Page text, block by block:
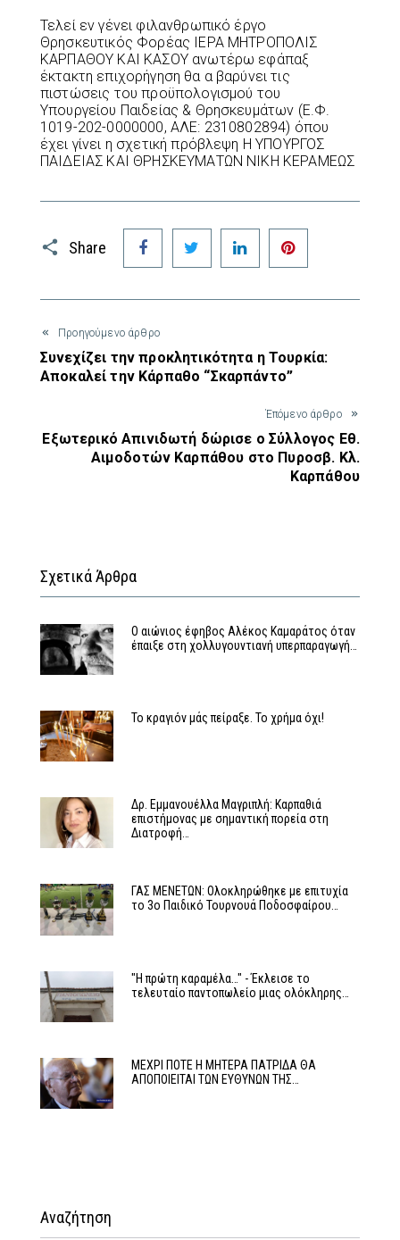
Τελεί εν γένει φιλανθρωπικό έργο
Θρησκευτικός Φορέας ΙΕΡΑ ΜΗΤΡΟΠΟΛΙΣ
ΚΑΡΠΑΘΟΥ ΚΑΙ ΚΑΣΟΥ ανωτέρω εφάπαξ
έκτακτη επιχορήγηση θα α βαρύνει τις
πιστώσεις του προϋπολογισμού του
Υπουργείου Παιδείας & Θρησκευμάτων (Ε.Φ.
1019-202-0000000, ΑΛΕ: 2310802894) όπου
έχει γίνει η σχετική πρόβλεψη Η ΥΠΟΥΡΓΟΣ
ΠΑΙΔΕΙΑΣ ΚΑΙ ΘΡΗΣΚΕΥΜΑΤΩΝ ΝΙΚΗ ΚΕΡΑΜΕΩΣ
Share
Facebook Twitter LinkedIn
Προηγούμενο άρθρο
Συνεχίζει την προκλητικότητα η Τουρκία:
Αποκαλεί την Κάρπαθο “Σκαρπάντο”
Έπόμενο άρθρο
Εξωτερικό Απινιδωτή δώρισε ο Σύλλογος Εθ.
Αιμοδοτών Καρπάθου στο Πυροσβ. Κλ.
Καρπάθου
Σχετικά Άρθρα
Ο αιώνιος έφηβος Αλέκος Καμαράτος όταν
έπαιξε στη χολλυγουντιανή υπερπαραγωγή…
Το κραγιόν μάς πείραξε. Το χρήμα όχι!
Δρ. Εμμανουέλλα Μαγριπλή: Καρπαθιά
επιστήμονας με σημαντική πορεία στη
Διατροφή…
ΓΑΣ ΜΕΝΕΤΩΝ: Ολοκληρώθηκε με επιτυχία
το 3ο Παιδικό Τουρνουά Ποδοσφαίρου…
"Η πρώτη καραμέλα…" - Έκλεισε το
τελευταίο παντοπωλείο μιας ολόκληρης…
ΜΕΧΡΙ ΠΟΤΕ Η ΜΗΤΕΡΑ ΠΑΤΡΙΔΑ ΘΑ
ΑΠΟΠΟΙΕΙΤΑΙ ΤΩΝ ΕΥΘΥΝΩΝ ΤΗΣ…
Αναζήτηση